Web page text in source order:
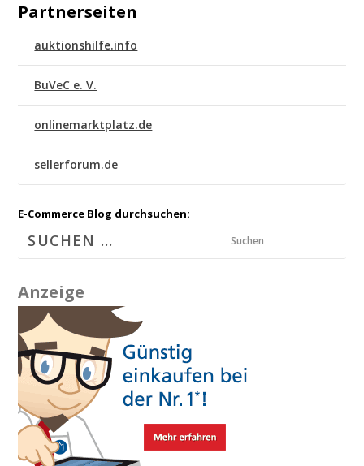
Partnerseiten
auktionshilfe.info
BuVeC e. V.
onlinemarktplatz.de
sellerforum.de
E-Commerce Blog durchsuchen:
Suchen
Anzeige